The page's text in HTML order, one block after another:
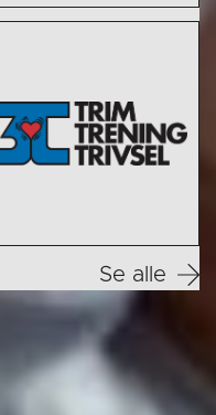
Se alle